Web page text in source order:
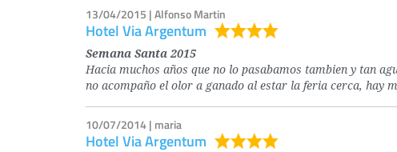
13/04/2015 | Alfonso Martin
Hotel Via Argentum
Semana Santa 2015
Hacia muchos años que no lo pasabamos tambien y tan
no acompaño el olor a ganado al estar la feria cerca, hay
10/07/2014 | maria
Hotel Via Argentum